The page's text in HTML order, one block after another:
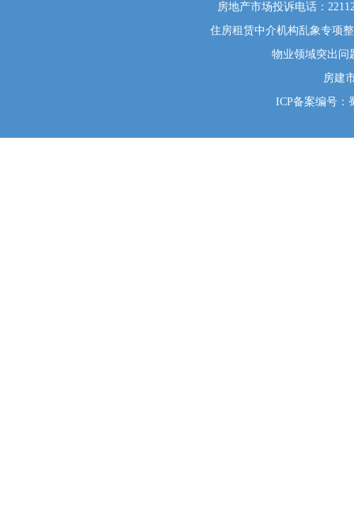
房地产市场投诉电话：
住房租赁中介机构乱象专项
物业领域突出问
房建
ICP备案编号：